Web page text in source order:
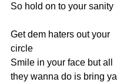
So hold on to your sanity
Get dem haters out your
circle
Smile in your face but all
they wanna do is bring ya